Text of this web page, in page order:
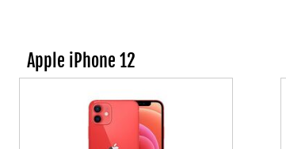
Apple iPhone 12